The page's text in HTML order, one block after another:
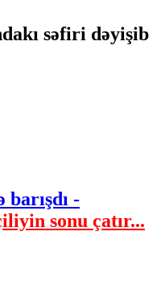
səfiri dəyişib
-
sonu çatır...